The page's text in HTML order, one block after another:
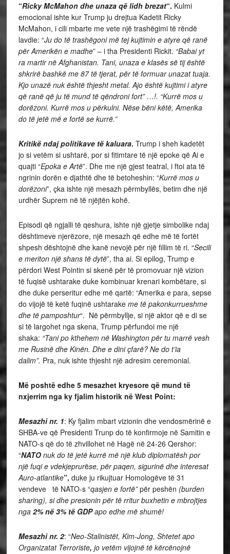
“Ricky McMahon dhe unaza që lidh brezat“. Kulmi
emocional ishte kur Trump ju drejtua Kadetit Ricky
McMahon, i cili mbarte me vete një trashëgimi të rëndë
lavdie: “Ju do të trashëgoni më tej kujtimin e atyre që ranë
për Amerikën e madhe” – i tha Presidenti Rickit. “Babai yt
ra martir në Afghanistan. Tani, unaza e klasës së tij është
shkrirë bashkë me 87 të tjerat, për të formuar unazat tuaja.
Kjo unazë nuk është thjesht metal. Ajo është kujtimi i atyre
që ranë që ju të mund të qëndroni fort” …!. “Kurrë mos u
dorëzoni. Kurrë mos u përkulni. Nëse bëni këtë, Amerika
do të jetë më e fortë se kurrë.”
Kritikë ndaj politikave të kaluara. Trump i sheh kadetët
jo si vetëm si ushtarë, por si fitimtare të një epoke që Ai e
quajti “Epoka e Artë”. Dhe me një gjest teatral, i ftoi ata të
ngrinin dorën e djathtë dhe të betoheshin: “Kurrë mos u
dorëzoni”, çka ishte një mesazh përmbyllës, betim dhe një
urdhër Suprem në të njëjtën kohë.
Episodi që ngjalli të qeshura, ishte një gjetje simbolike ndaj
dështimeve njerëzore, një mesazh që edhe më të fortët
shpesh dështojnë dhe kanë nevojë për një fillim të ri. “Secili
e meriton një shans të dytë”, tha ai. Si epilog, Trump e
përdori West Pointin si skenë për të promovuar një vizion
të fuqisë ushtarake duke kombinuar krenari kombëtare, si
dhe duke perseritur edhe më qartë: “Amerika e para, sepse
do vijojë të ketë fuqinë ushtarake me të pakonkurrueshme
dhe të pamposhtur“. Në përmbyllje, si një aktor që e di se
si të largohet nga skena, Trump përfundoi me një
shaka: “Tani po kthehem në Washington për tu marrë vesh
me Rusinë dhe Kinën. Dhe e dini çfarë? Ne do t’ia
dalim”. Pra, nuk ishte thjesht një adresim ceremonial.
Më poshtë edhe 5 mesazhet kryesore që mund të
nxjerrim nga ky fjalim historik në West Point:
Mesazhi nr. 1: Ky fjalim mbart vizionin dhe vendosmërinë e
SHBA-ve që Presidenti Trunp do të konfirmoje në Samitin e
NATO-s që do të zhvillohet në Hagë në 24-26 Qershor:
“NATOnuk do të jetë kurrë më një klub diplomatësh por
një fuqi e vdekjeprurëse, për paqen, sigurinë dhe interesat
Auro-atlantike”, duke ju rikujtuar Homologëve të 31
vendeve të NATO-s “qasjen e fortë”për peshën (burden
sharing), si dhe presionin për të rritur buxhetin e mbrojtjes
nga2% në 3% të GDPapo edhe më shumë!
Mesazhi nr. 2: “Neo-Stalinistët, Kim-Jong, Shtetet apo
Organizatat Terroriste, jo vetëm vijojnë të kërcënojnë